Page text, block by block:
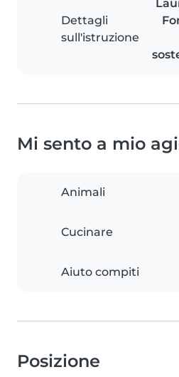
Dettagli
sull'istruzione
Mi sento a mio
Animali
Cucinare
Aiuto compiti
Posizione